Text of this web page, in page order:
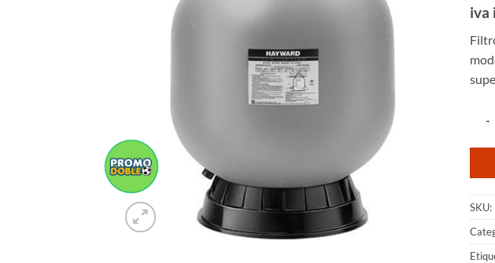
en
de
iva
-
SKU: